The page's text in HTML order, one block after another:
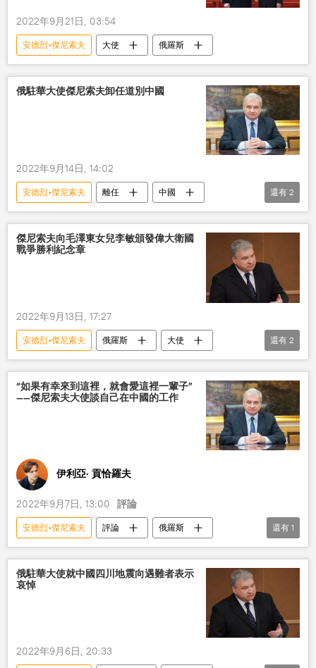
2022年9月21日, 03:54
安德烈•傑尼索夫 大使 俄羅斯
俄駐華大使傑尼索夫卸任道別中國
2022年9月14日, 14:02
安德烈•傑尼索夫 離任
中國
多媒體
視頻
還有 2
傑尼索夫向毛澤東女兒李敏頒發偉大衛國
戰爭勝利紀念章
2022年9月13日, 17:27
安德烈•傑尼索夫 俄羅斯
大使
毛澤東
女兒
還有 2
“如果有幸來到這裡，就會愛這裡一輩子”
——傑尼索夫大使談自己在中國的工作
伊利亞· 貢恰羅夫
2022年9月7日, 13:00 評論
安德烈•傑尼索夫 評論
俄羅斯
大使
還有 1
俄駐華大使就中國四川地震向遇難者表示
哀悼
2022年9月6日, 20:33